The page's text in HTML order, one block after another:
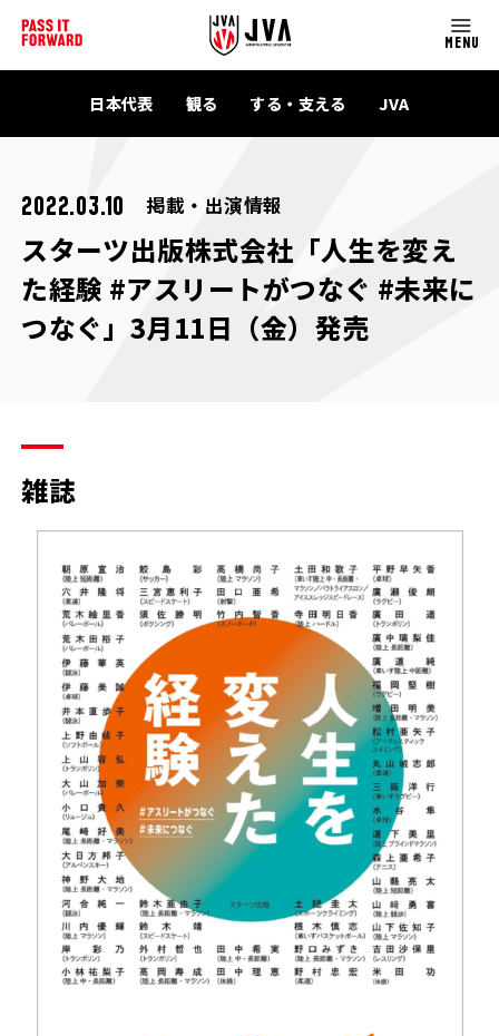
MENU
日本代表 観る する・支える JVA
2022.03.10 掲載・出演情報
スターツ出版株式会社「人生を変え
た経験 #アスリートがつなぐ #未来に
つなぐ」3月11日（金）発売
雑誌